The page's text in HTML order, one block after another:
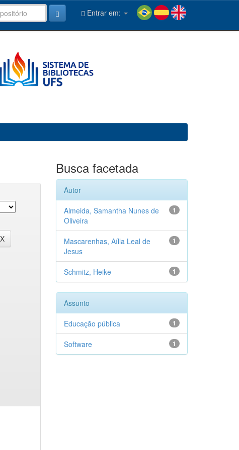
Entrar em:
Busca facetada
Autor
1
Almeida, Samantha Nunes de
Oliveira
1
Mascarenhas, Aílla Leal de
Jesus
1
Schmitz, Heike
Assunto
1
Educação pública
1
Software